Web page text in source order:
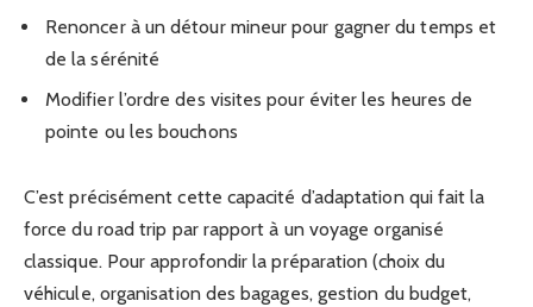
Renoncer à un détour mineur pour gagner du temps et
de la sérénité
Modifier l’ordre des visites pour éviter les heures de
pointe ou les bouchons
C’est précisément cette capacité d’adaptation qui fait la
force du road trip par rapport à un voyage organisé
classique. Pour approfondir la préparation (choix du
véhicule, organisation des bagages, gestion du budget,